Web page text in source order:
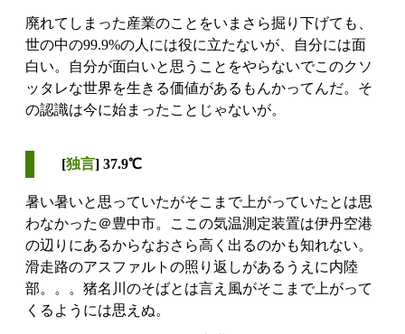
廃れてしまった産業のことをいまさら掘り下げても、
世の中の99.9%の人には役に立たないが、自分には面
白い。自分が面白いと思うことをやらないでこのクソ
ッタレな世界を生きる価値があるもんかってんだ。そ
の認識は今に始まったことじゃないが。
[独言] 37.9℃
暑い暑いと思っていたがそこまで上がっていたとは思
わなかった＠豊中市。ここの気温測定装置は伊丹空港
の辺りにあるからなおさら高く出るのかも知れない。
滑走路のアスファルトの照り返しがあるうえに内陸
部。。。猪名川のそばとは言え風がそこまで上がって
くるようには思えぬ。